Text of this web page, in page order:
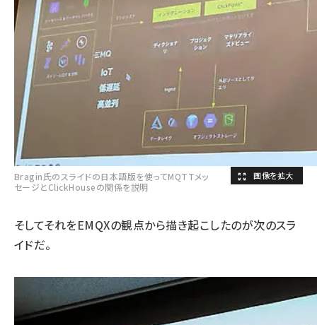
Bragin氏のスライドの日本語版を使ってMQTTメッ
セージとClickHouseの関係を説明
そしてそれをEMQXの観点から描き起こしたのが次のスラ
イドだ。